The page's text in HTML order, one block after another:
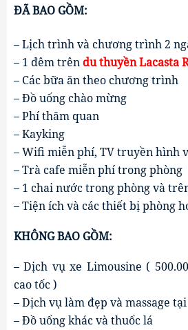
ĐÃ BAO GỒM:
– Lịch trình và chương trình 2
– 1 đêm trên du thuyền Lacasta
– Các bữa ăn theo chương trình
– Đồ uống chào mừng
– Phí thăm quan
– Kayking
– Wifi miễn phí, TV truyền hình
– Trà cafe miễn phí trong phòng
– 1 chai nước trong phòng và
– Tiện ích và các thiết bị phòng
KHÔNG BAO GỒM:
– Dịch vụ xe Limousine (
cao tốc )
– Dịch vụ làm đẹp và massage
– Đồ uống khác và thuốc lá